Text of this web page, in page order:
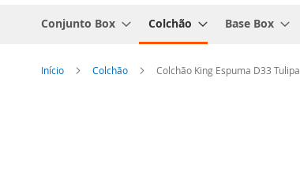
Conjunto Box Colchão Base Box
Início Colchão Colchão King Espuma D33 Tulipa